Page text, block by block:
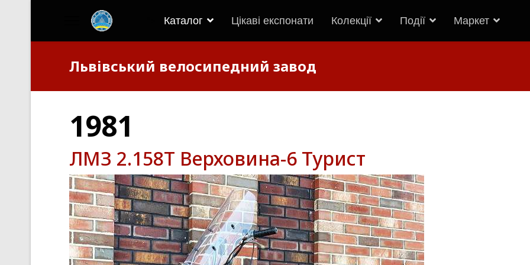
Каталог Цікаві експонати Колекції Події Маркет
Львівський велосипедний завод
1981
ЛМЗ 2.158Т Верховина-6 Турист